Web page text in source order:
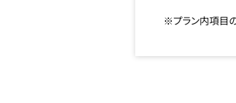
※プラン内項目